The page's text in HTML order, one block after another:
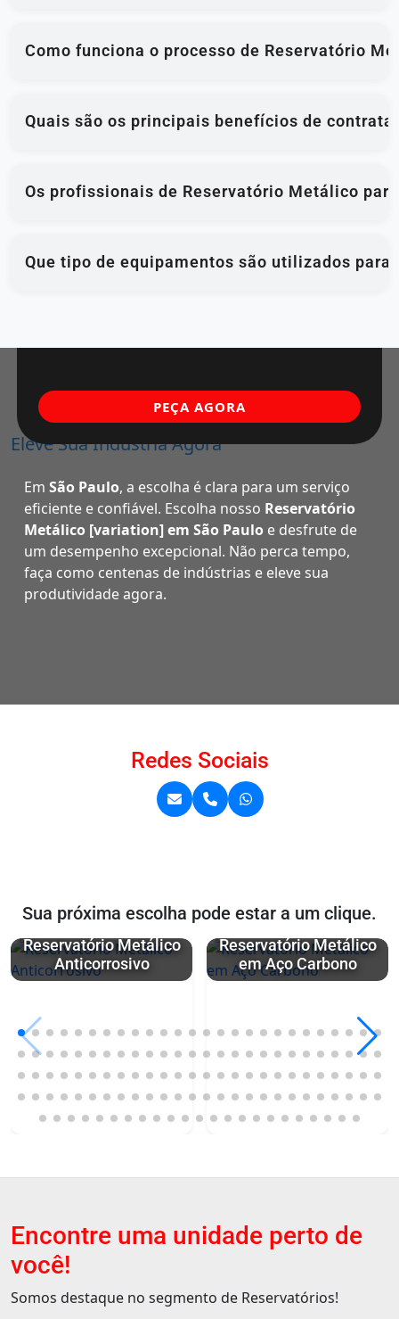
Como funciona o processo de Reservatório
Quais são os principais benefícios de
Os profissionais de Reservatório Metálico
Que tipo de equipamentos são utilizados
Eleve Sua Indústria Agora
Em São Paulo, a escolha é clara para um serviço
eficiente e confiável. Escolha nosso Reservatório
Metálico [variation] em São Paulo e desfrute de
um desempenho excepcional. Não perca tempo,
faça como centenas de indústrias e eleve sua
produtividade agora.
PEÇA AGORA
Redes Sociais
Sua próxima escolha pode estar a um clique.
Reservatório Metálico
Anticorrosivo
Reservatório Metálico
em Aço Carbono
Encontre uma unidade perto de
você!
Somos destaque no segmento de Reservatórios!